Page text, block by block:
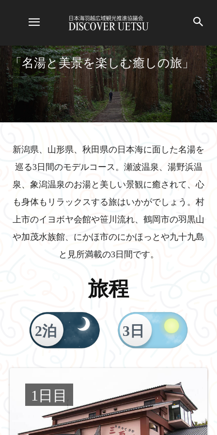
「名湯と美景を楽しむ癒しの旅」
新潟県、山形県、秋田県の日本海に面した名湯を
巡る3日間のモデルコース。瀬波温泉、湯野浜温
泉、象潟温泉のお湯と美しい景観に癒されて、心
も身体もリラックスする旅はいかがでしょう。村
上市のイヨボヤ会館や笹川流れ、鶴岡市の羽黒山
や加茂水族館、にかほ市のにかほっとや九十九島
と見所満載の3日間です。
旅程
2泊 3日
1日目